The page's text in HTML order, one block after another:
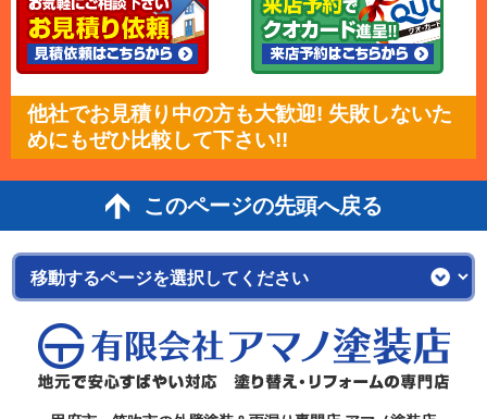
他社でお見積り中の方も大歓迎! 失敗しないた
めにもぜひ比較して下さい!!
このページの先頭へ戻る